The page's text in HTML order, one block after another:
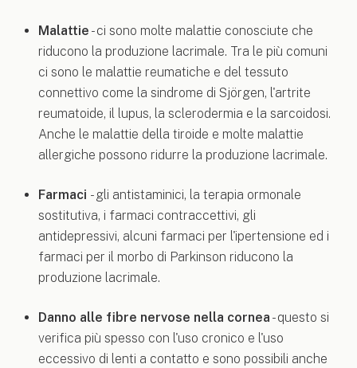
Malattie - ci sono molte malattie conosciute che
riducono la produzione lacrimale. Tra le più comuni
ci sono le malattie reumatiche e del tessuto
connettivo come la sindrome di Sjörgen, l'artrite
reumatoide, il lupus, la sclerodermia e la sarcoidosi.
Anche le malattie della tiroide e molte malattie
allergiche possono ridurre la produzione lacrimale.
Farmaci - gli antistaminici, la terapia ormonale
sostitutiva, i farmaci contraccettivi, gli
antidepressivi, alcuni farmaci per l'ipertensione ed i
farmaci per il morbo di Parkinson riducono la
produzione lacrimale.
Danno alle fibre nervose nella cornea - questo si
verifica più spesso con l'uso cronico e l'uso
eccessivo di lenti a contatto e sono possibili anche